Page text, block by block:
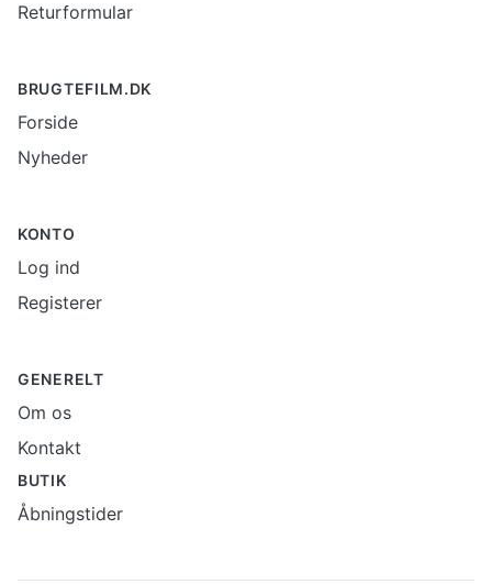
Returformular
BRUGTEFILM.DK
Forside
Nyheder
KONTO
Log ind
Registerer
GENERELT
Om os
Kontakt
BUTIK
Åbningstider